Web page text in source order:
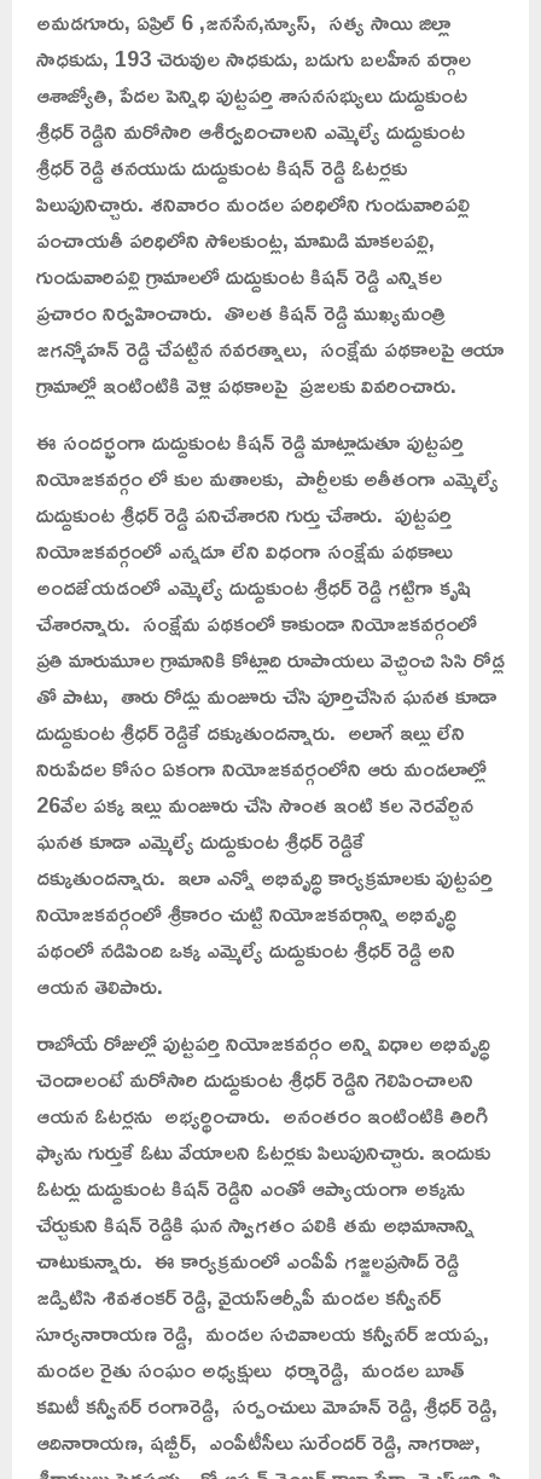
అమడగూరు, ఏప్రిల్ 6 ,జనసేన,న్యూస్, సత్య సాయి జిల్లా
సాధకుడు, 193 చెరువుల సాధకుడు, బడుగు బలహీన వర్గాల
ఆశాజ్యోతి, పేదల పెన్నిధి పుట్టపర్తి శాసనసభ్యులు దుద్దుకుంట
శ్రీధర్ రెడ్డిని మరోసారి ఆశీర్వదించాలని ఎమ్మెల్యే దుద్దుకుంట
శ్రీధర్ రెడ్డి తనయుడు దుద్దుకుంట కిషన్ రెడ్డి ఓటర్లకు
పిలుపునిచ్చారు. శనివారం మండల పరిధిలోని గుండువారిపల్లి
పంచాయతీ పరిధిలోని సోలకుంట్ల, మామిడి మాకలపల్లి,
గుండువారిపల్లి గ్రామాలలో దుద్దుకుంట కిషన్ రెడ్డి ఎన్నికల
ప్రచారం నిర్వహించారు. తొలత కిషన్ రెడ్డి ముఖ్యమంత్రి
జగన్మోహన్ రెడ్డి చేపట్టిన నవరత్నాలు, సంక్షేమ పథకాలపై ఆయా
గ్రామాల్లో ఇంటింటికి వెళ్లి పథకాలపై ప్రజలకు వివరించారు.
ఈ సందర్భంగా దుద్దుకుంట కిషన్ రెడ్డి మాట్లాడుతూ పుట్టపర్తి
నియోజకవర్గం లో కుల మతాలకు, పార్టీలకు అతీతంగా ఎమ్మెల్యే
దుద్దుకుంట శ్రీధర్ రెడ్డి పనిచేశారని గుర్తు చేశారు. పుట్టపర్తి
నియోజకవర్గంలో ఎన్నడూ లేని విధంగా సంక్షేమ పథకాలు
అందజేయడంలో ఎమ్మెల్యే దుద్దుకుంట శ్రీధర్ రెడ్డి గట్టిగా కృషి
చేశారన్నారు. సంక్షేమ పథకంలో కాకుండా నియోజకవర్గంలో
ప్రతి మారుమూల గ్రామానికి కోట్లాది రూపాయలు వెచ్చించి సిసి రోడ్ల
తో పాటు, తారు రోడ్లు మంజూరు చేసి పూర్తిచేసిన ఘనత కూడా
దుద్దుకుంట శ్రీధర్ రెడ్డికే దక్కుతుందన్నారు. అలాగే ఇల్లు లేని
నిరుపేదల కోసం ఏకంగా నియోజకవర్గంలోని ఆరు మండలాల్లో
26వేల పక్క ఇల్లు మంజూరు చేసి సొంత ఇంటి కల నెరవేర్చిన
ఘనత కూడా ఎమ్మెల్యే దుద్దుకుంట శ్రీధర్ రెడ్డికే
దక్కుతుందన్నారు. ఇలా ఎన్నో అభివృద్ధి కార్యక్రమాలకు పుట్టపర్తి
నియోజకవర్గంలో శ్రీకారం చుట్టి నియోజకవర్గాన్ని అభివృద్ధి
పథంలో నడిపింది ఒక్క ఎమ్మెల్యే దుద్దుకుంట శ్రీధర్ రెడ్డి అని
ఆయన తెలిపారు.
రాబోయే రోజుల్లో పుట్టపర్తి నియోజకవర్గం అన్ని విధాల అభివృద్ధి
చెందాలంటే మరోసారి దుద్దుకుంట శ్రీధర్ రెడ్డిని గెలిపించాలని
ఆయన ఓటర్లను అభ్యర్థించారు. అనంతరం ఇంటింటికి తిరిగి
ఫ్యాను గుర్తుకే ఓటు వేయాలని ఓటర్లకు పిలుపునిచ్చారు. ఇందుకు
ఓటర్లు దుద్దుకుంట కిషన్ రెడ్డిని ఎంతో ఆప్యాయంగా అక్కను
చేర్చుకుని కిషన్ రెడ్డికి ఘన స్వాగతం పలికి తమ అభిమానాన్ని
చాటుకున్నారు. ఈ కార్యక్రమంలో ఎంపీపీ గజ్జలప్రసాద్ రెడ్డి
జడ్పిటిసి శివశంకర్ రెడ్డి, వైయస్ఆర్సీపీ మండల కన్వీనర్
సూర్యనారాయణ రెడ్డి, మండల సచివాలయ కన్వీనర్ జయప్ప,
మండల రైతు సంఘం అధ్యక్షులు ధర్మారెడ్డి, మండల బూత్
కమిటీ కన్వీనర్ రంగారెడ్డి, సర్పంచులు మోహన్ రెడ్డి, శ్రీధర్ రెడ్డి,
ఆదినారాయణ, షబ్బీర్, ఎంపీటీసీలు సురేందర్ రెడ్డి, నాగరాజు,